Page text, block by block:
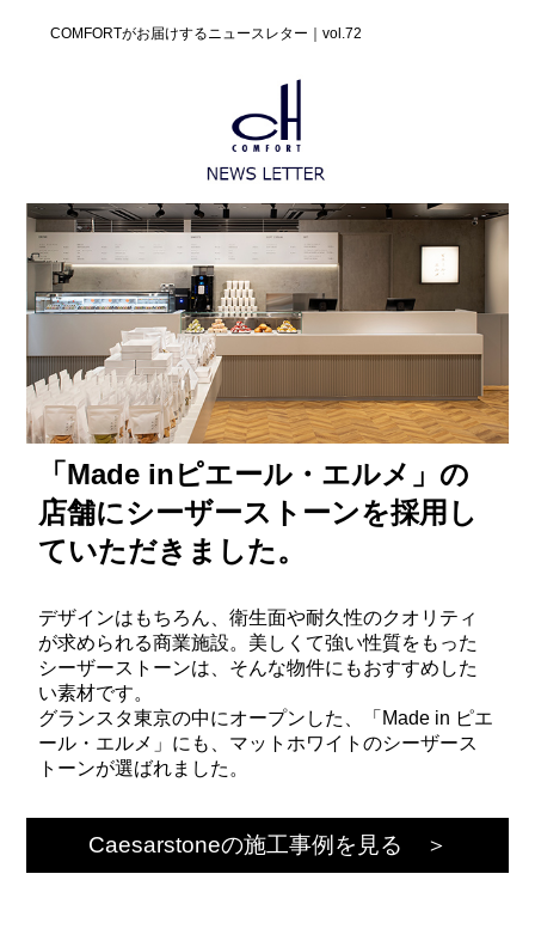
COMFORTがお届けするニュースレター｜vol.72
「Made inピエール・エルメ」の
店舗にシーザーストーンを採用し
ていただきました。
デザインはもちろん、衛生面や耐久性のクオリティ
が求められる商業施設。美しくて強い性質をもった
シーザーストーンは、そんな物件にもおすすめした
い素材です。
グランスタ東京の中にオープンした、「Made in ピエ
ール・エルメ」にも、マットホワイトのシーザース
トーンが選ばれました。
Caesarstoneの施工事例を見る ＞